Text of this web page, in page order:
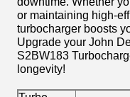
or maintaining high-
turbocharger boosts
Upgrade your John
S2BW183
longevity!